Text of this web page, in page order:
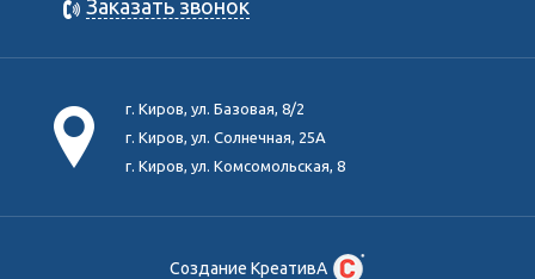
Заказать звонок
г. Киров, ул. Базовая, 8/2
г. Киров, ул. Солнечная, 25А
г. Киров, ул. Комсомольская, 8
Создание КреативА